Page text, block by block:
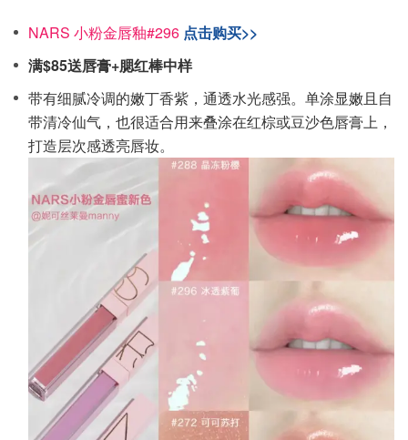
NARS 小粉金唇釉#296 点击购买>>
满$85送唇膏+腮红棒中样
带有细腻冷调的嫩丁香紫，通透水光感强。单涂显嫩且自
带清冷仙气，也很适合用来叠涂在红棕或豆沙色唇膏上，
打造层次感透亮唇妆。